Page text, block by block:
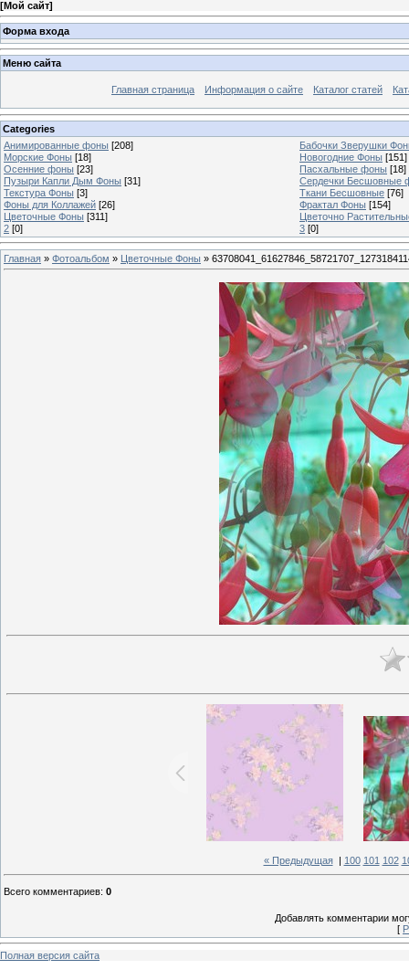
[Мой сайт]
Форма входа
Меню сайта
Главная страница Информация о сайте Каталог статей
Categories
Анимированные фоны [208]
Бабочки Зверушки
Морские Фоны [18] Новогодние Фоны [151]
Осенние фоны [23] Пасхальные фоны [18]
Пузыри Капли Дым Фоны [31]
Сердечки Бесшовные
Текстура Фоны [3] Ткани Бесшовные [76]
Фоны для Коллажей [26] Фрактал Фоны [154]
Цветочные Фоны [311]
Цветочно
2 [0] 3 [0]
Главная » Фотоальбом » Цветочные Фоны »
« Предыдущая| 100 101 102
Всего комментариев: 0
Добавлять комментарии
[
Полная версия сайта